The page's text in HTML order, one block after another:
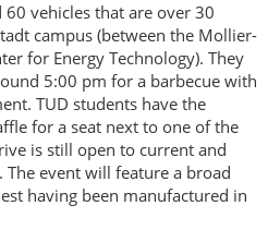
vehicles that are over 30
campus (between the Mollier-
for Energy Technology). They
5:00 pm for a barbecue with
TUD students have the
for a seat next to one of the
is still open to current and
event will feature a broad
having been manufactured in